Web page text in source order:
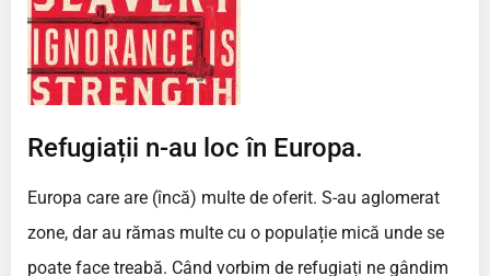
Refugiații n-au loc în Europa.
Europa care are (încă) multe de oferit. S-au aglomerat
zone, dar au rămas multe cu o populație mică unde se
poate face treabă. Când vorbim de refugiați ne gândim